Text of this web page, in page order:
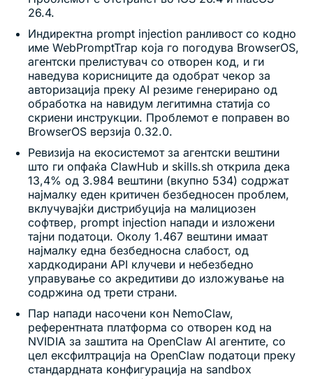
26.4.
Индиректна prompt injection ранливост со кодно
име WebPromptTrap која го погодува BrowserOS,
агентски прелистувач со отворен код, и ги
наведува корисниците да одобрат чекор за
авторизација преку AI резиме генерирано од
обработка на навидум легитимна статија со
скриени инструкции. Проблемот е поправен во
BrowserOS верзија 0.32.0.
Ревизија на екосистемот за агентски вештини
што ги опфаќа ClawHub и skills.sh открила дека
13,4% од 3.984 вештини (вкупно 534) содржат
најмалку еден критичен безбедносен проблем,
вклучувајќи дистрибуција на малициозен
софтвер, prompt injection напади и изложени
тајни податоци. Околу 1.467 вештини имаат
најмалку една безбедносна слабост, од
хардкодирани API клучеви и небезбедно
управување со акредитиви до изложување на
содржина од трети страни.
Пар напади насочени кон NemoClaw,
референтната платформа со отворен код на
NVIDIA за заштита на OpenClaw AI агентите, со
цел ексфилтрација на OpenClaw податоци преку
стандардната конфигурација на sandbox